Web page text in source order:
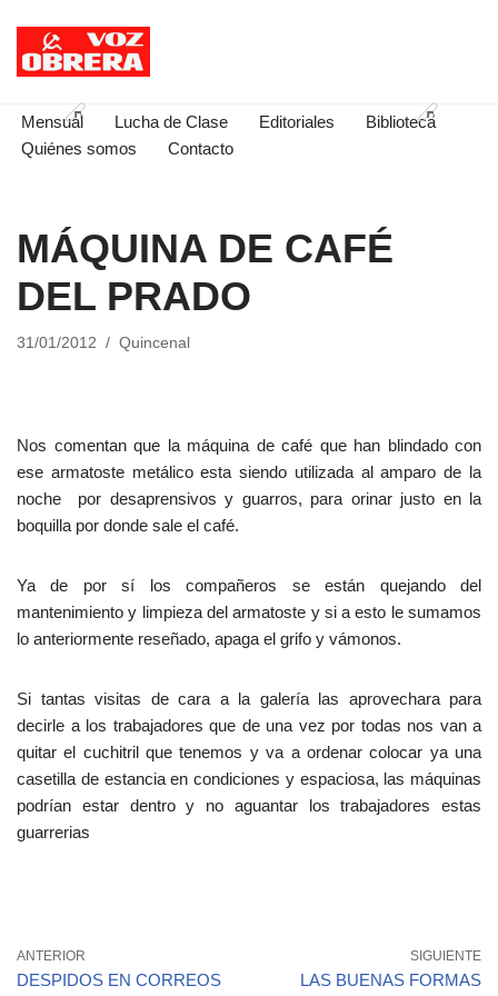
Saltar
contenido
Mensual Lucha de Clase Editoriales
Biblioteca
Quiénes somos
Contacto
MÁQUINA DE CAFÉ
DEL PRADO
31/01/2012 Quincenal
Nos comentan que la máquina de café que han blindado con
ese armatoste metálico esta siendo utilizada al amparo de la
noche por desaprensivos y guarros, para orinar justo en la
boquilla por donde sale el café.
Ya de por sí los compañeros se están quejando del
mantenimiento y limpieza del armatoste y si a esto le sumamos
lo anteriormente reseñado, apaga el grifo y vámonos.
Si tantas visitas de cara a la galería las aprovechara para
decirle a los trabajadores que de una vez por todas nos van a
quitar el cuchitril que tenemos y va a ordenar colocar ya una
casetilla de estancia en condiciones y espaciosa, las máquinas
podrían estar dentro y no aguantar los trabajadores estas
guarrerias
ANTERIOR
DESPIDOS EN CORREOS
SIGUIENTE
LAS BUENAS FORMAS